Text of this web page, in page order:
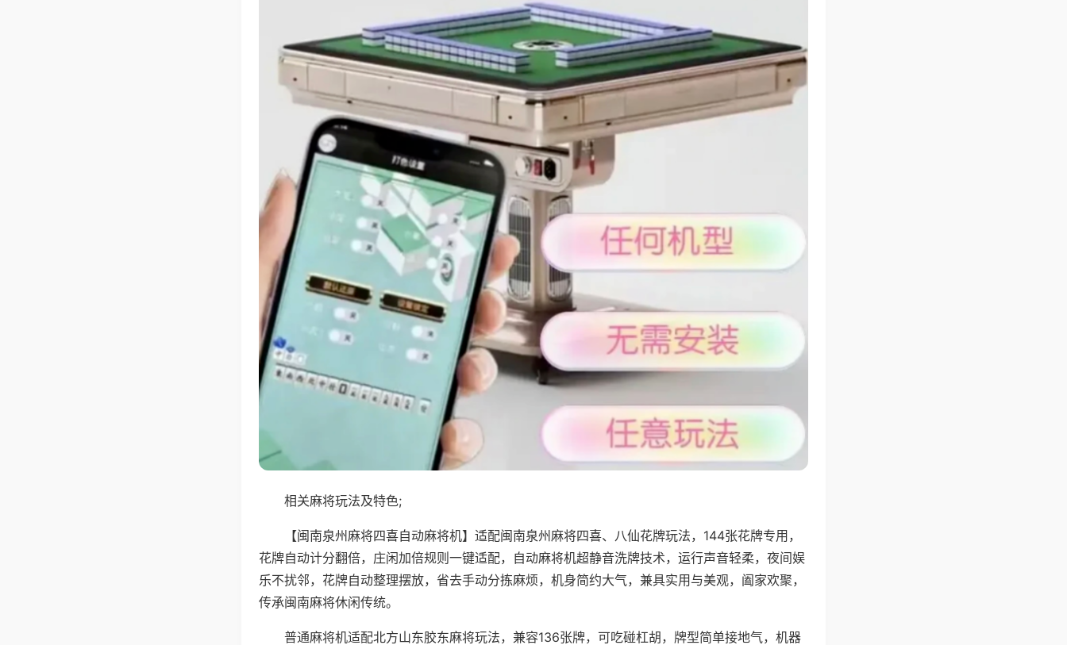
相关麻将玩法及特色;
【闽南泉州麻将四喜自动麻将机】适配闽南泉州麻将四喜、八仙花牌玩法，144张花牌专用，
花牌自动计分翻倍，庄闲加倍规则一键适配，自动麻将机超静音洗牌技术，运行声音轻柔，夜间娱
乐不扰邻，花牌自动整理摆放，省去手动分拣麻烦，机身简约大气，兼具实用与美观，阖家欢聚，
传承闽南麻将休闲传统。
普通麻将机适配北方山东胶东麻将玩法，兼容136张牌，可吃碰杠胡，牌型简单接地气，机器